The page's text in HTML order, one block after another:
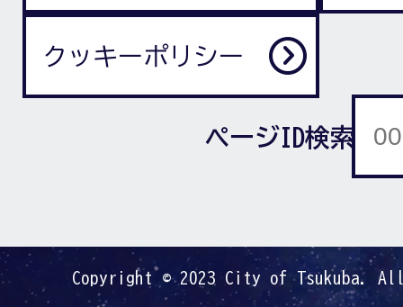
クッキーポリシー
ページID検索
Copyright © 2023 City of Tsukuba.